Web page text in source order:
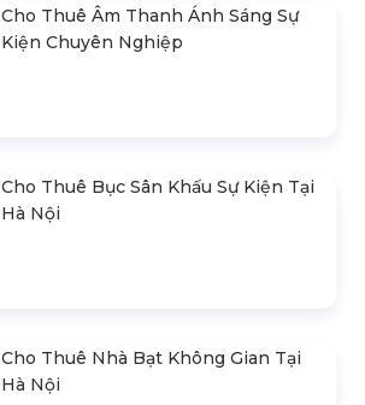
Cho Thuê Âm Thanh Ánh Sáng Sự
Kiện Chuyên Nghiệp
Cho Thuê Bục Sân Khấu Sự Kiện Tại
Hà Nội
Cho Thuê Nhà Bạt Không Gian Tại
Hà Nội